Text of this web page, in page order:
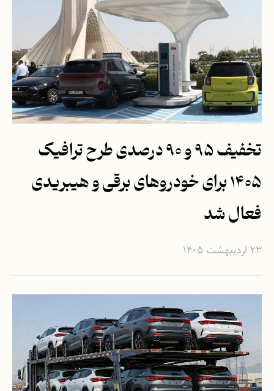
تخفیف ۹۵ و ۹۰ درصدی طرح ترافیک
۱۴۰۵ برای خودروهای برقی و هیبریدی
فعال شد
۲۳ اردیبهشت ۱۴۰۵